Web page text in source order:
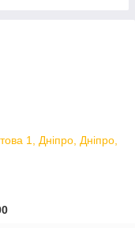
1, Дніпро, Дніпро,